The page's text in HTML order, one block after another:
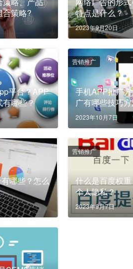
合策略?
特点是什么？
2023年9月20日
平台？APP
有哪些？
手机APP推广
广有哪些技巧
平台适合做app
2023年10月7日
营销推广
哪些？怎么
什么是百度权
个人隐私？
2023年9月7日
营销推广